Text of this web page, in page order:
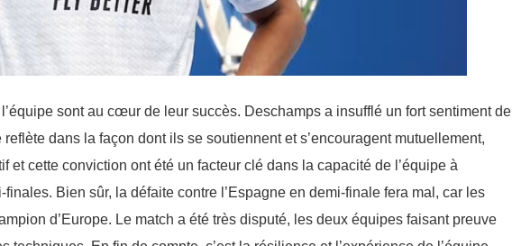
sont au cœur de leur succès. Deschamps a insufflé un fort sentiment de
dans la façon dont ils se soutiennent et s’encouragent mutuellement,
et cette conviction ont été un facteur clé dans la capacité de l’équipe à
Bien sûr, la défaite contre l’Espagne en demi-finale fera mal, car les
d’Europe. Le match a été très disputé, les deux équipes faisant preuve